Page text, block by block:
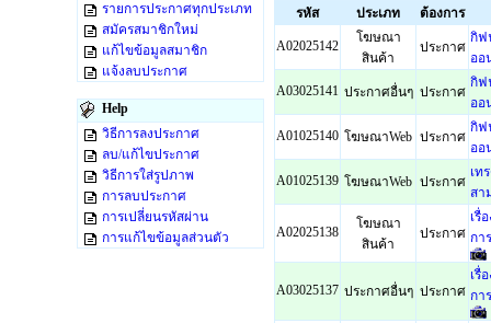
รายการประกาศทุกประเภท
สมัครสมาชิกใหม่
แก้ไขข้อมูลสมาชิก
แจ้งลบประกาศ
Help
วิธีการลงประกาศ
ลบ/แก้ไขประกาศ
วิธีการใส่รูปภาพ
การลบประกาศ
การเปลี่ยนรหัสผ่าน
การแก้ไขข้อมูลส่วนตัว
รหัส ประเภท ต้องการ
A02025142
โฆษณา
สินค้า
ประกาศ
กิฟ
ออ
A03025141 ประกาศอื่นๆ ประกาศ
กิฟ
ออ
A01025140 โฆษณาWeb ประกาศ
กิฟ
ออ
A01025139 โฆษณาWeb ประกาศ
เท
สา
A02025138
โฆษณา
สินค้า
ประกาศ
เรื่
กา
A03025137 ประกาศอื่นๆ ประกาศ
เรื่
กา